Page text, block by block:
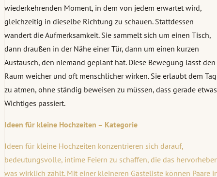
wiederkehrenden Moment, in dem von jedem erwartet wird,
gleichzeitig in dieselbe Richtung zu schauen. Stattdessen
wandert die Aufmerksamkeit. Sie sammelt sich um einen Tisch,
dann draußen in der Nähe einer Tür, dann um einen kurzen
Austausch, den niemand geplant hat. Diese Bewegung lässt den
Raum weicher und oft menschlicher wirken. Sie erlaubt dem Tag
zu atmen, ohne ständig beweisen zu müssen, dass gerade etwas
Wichtiges passiert.
Ideen für kleine Hochzeiten – Kategorie
Ideen für kleine Hochzeiten konzentrieren sich darauf,
bedeutungsvolle, intime Feiern zu schaffen, die das
was wirklich zählt. Mit einer kleineren Gästeliste können Paare